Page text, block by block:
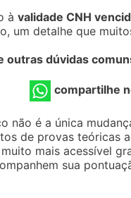
à validade CNH
um detalhe que
outras dúvidas
compartilhe
não é a única
de provas teóricas
mais acessível
sua